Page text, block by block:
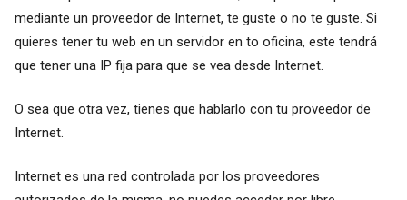
mediante un proveedor de Internet, te guste o no te guste. Si
quieres tener tu web en un servidor en to oficina, este tendrá
que tener una IP fija para que se vea desde Internet.
O sea que otra vez, tienes que hablarlo con tu proveedor de
Internet.
Internet es una red controlada por los proveedores